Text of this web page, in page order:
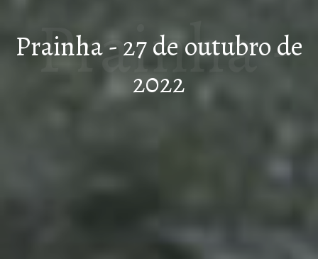
Prainha - 27 de outubro de
2022
Prainha -
27 de
outubro